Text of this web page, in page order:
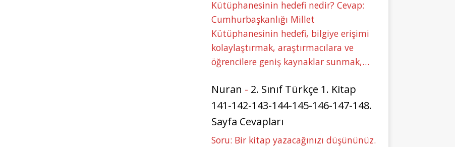
Kütüphanesinin hedefi nedir? Cevap:
Cumhurbaşkanlığı Millet
Kütüphanesinin hedefi, bilgiye erişimi
kolaylaştırmak, araştırmacılara ve
öğrencilere geniş kaynaklar sunmak,…
Nuran - 2. Sınıf Türkçe 1. Kitap
141-142-143-144-145-146-147-148.
Sayfa Cevapları
Soru: Bir kitap yazacağınızı düşününüz.